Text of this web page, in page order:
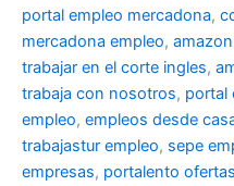
portal empleo mercadona,
mercadona empleo,
trabajar en el corte ingles,
trabaja con nosotros, portal
empleo, empleos desde
trabajastur empleo, sepe
empresas, portalento ofertas